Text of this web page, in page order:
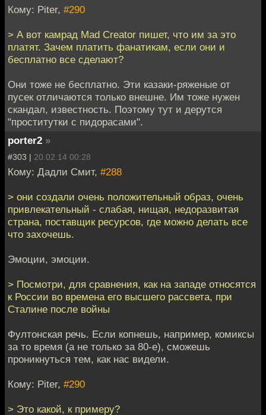
Кому: Piter, #290
> А вот камрад Mad Creator пишет, что им за это
платят. Зачем платить фанатикам, если они и
бесплатно все сделают?
Они тоже не бесплатно. Эти казаки-ряженые от
пусек отличаются только внешне. Им тоже нужен
скандал, известность. Поэтому тут и дерутся
"проститутки с пидорасами".
porter2 »
#303 | 20.02.14 00:28
Кому: Дадли Смит, #288
> они создали очень положительный образ, очень
привлекательный - слабая, нищая, недоразвитая
страна, поставщик ресурсов, где можно делать все
что захочешь.
Эмоции, эмоции.
> Посмотри, для сравнения, как на западе относятся
к России во времена его высшего рассвета, при
Сталине после войны
Фултонская речь. Если копнешь, например, комиксы
за то время (а не только за 80-е), сможешь
проникнуться тем, как нас видели.
Кому: Piter, #290
> Это какой, к примеру?